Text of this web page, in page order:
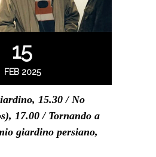
15
FEB 2025
15.30 / No
17.00 / Tornando a
giardino persiano,